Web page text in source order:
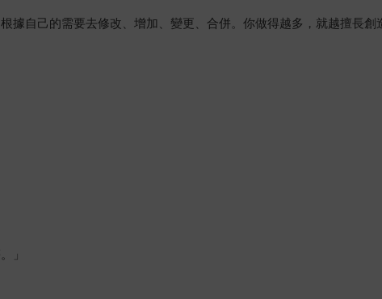
據自己的需要去修改、增加、變更、合併。你做得越多，就越擅長創
」